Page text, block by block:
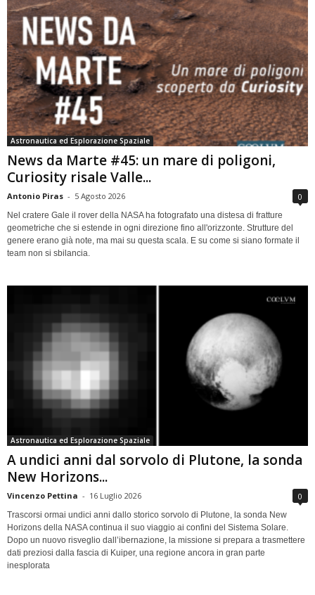
Astronautica ed Esplorazione Spaziale
News da Marte #45: un mare di poligoni,
Curiosity risale Valle...
Antonio Piras - 5 Agosto 2026 0
Nel cratere Gale il rover della NASA ha fotografato una distesa di fratture
geometriche che si estende in ogni direzione fino all'orizzonte. Strutture del
genere erano già note, ma mai su questa scala. E su come si siano formate il
team non si sbilancia.
Astronautica ed Esplorazione Spaziale
A undici anni dal sorvolo di Plutone, la sonda
New Horizons...
Vincenzo Pettina - 16 Luglio 2026 0
Trascorsi ormai undici anni dallo storico sorvolo di Plutone, la sonda New
Horizons della NASA continua il suo viaggio ai confini del Sistema Solare.
Dopo un nuovo risveglio dall’ibernazione, la missione si prepara a trasmettere
dati preziosi dalla fascia di Kuiper, una regione ancora in gran parte
inesplorata